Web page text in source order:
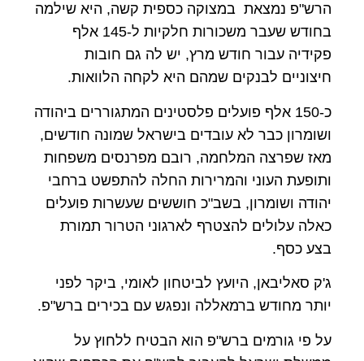
הרש"פ נמצאת במצוקה כספית קשה, היא שילמה
בחודש שעבר משכורות חלקיות ל-145 אלף
פקידיה עבור חודש מרץ, יש לה גם חובות
חיצוניים לבנקים שמהם היא לקחה הלוואות.
כ-150 אלף פועלים פלסטינים המתגוררים ביהודה
ושומרון כבר לא עובדים בישראל שמונה חודשים,
מאז שפרצה המלחמה, רובם מפרנסים משפחות
ותופעת העוני והמרירות החלה להתפשט ברחבי
יהודה ושומרון, בשב"כ חוששים שעשרות פועלים
כאלה עלולים להצטרף לארגוני הטרור תמורת
בצע כסף.
ג'ק סאליבאן, היועץ לביטחון לאומי, ביקר לפני
יותר מחודש ברמאללה ונפגש עם בכירים ברש"פ.
על פי גורמים ברש"פ הוא הבטיח ללחוץ על